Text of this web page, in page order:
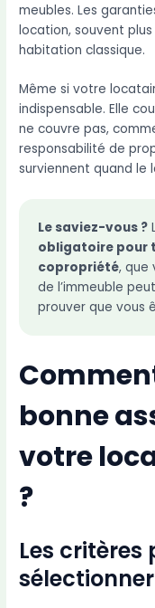
meubles. Les
location, souvent
habitation classique.
Même si votre
indispensable. Elle
ne couvre pas,
responsabilité de
surviennent quand le
Le saviez-vous ?
obligatoire pour
copropriété, que
de l’immeuble
prouver que vous
bonne
votre
?
Les